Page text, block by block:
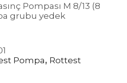
Pompası M 8/13 (8
grubu yedek
Pompa, Rottest